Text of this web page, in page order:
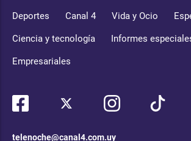
Deportes Canal 4 Vida y Ocio
Ciencia y tecnología Informes
Empresariales
telenoche@canal4.com.uy